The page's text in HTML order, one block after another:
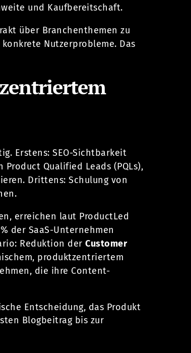
und Kaufbereitschaft.
über Branchenthemen zu
Nutzerprobleme. Das
Erstens: SEO-Sichtbarkeit
Qualified Leads (PQLs),
Drittens: Schulung von
erreichen laut ProductLed
der SaaS-Unternehmen
Reduktion der Customer
produktzentriertem
die ihre Content-
Entscheidung, das Produkt
Blogbeitrag bis zur